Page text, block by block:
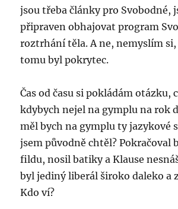
jsou třeba články pro Svobodné,
připraven obhajovat program
roztrhání těla. A ne, nemyslím
tomu byl pokrytec.
Čas od času si pokládám otázku,
kdybych nejel na gymplu na rok
měl bych na gymplu ty jazykové
jsem původně chtěl? Pokračoval
fildu, nosil batiky a Klause
byl jediný liberál široko daleko a
Kdo ví?